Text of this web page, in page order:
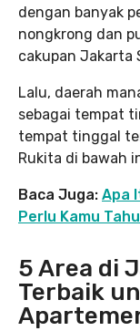
dengan banyak
nongkrong dan
cakupan Jakarta
Lalu, daerah
sebagai tempat
tempat tinggal
Rukita di bawah
Baca Juga: Apa
Perlu Kamu
5 Area di
Terbaik